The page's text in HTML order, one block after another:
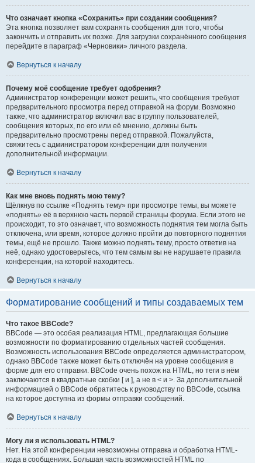
Что означает кнопка «Сохранить» при создании сообщения?
Эта кнопка позволяет вам сохранять сообщения для того, чтобы
закончить и отправить их позже. Для загрузки сохранённого сообщения
перейдите в параграф «Черновики» личного раздела.
Вернуться к началу
Почему моё сообщение требует одобрения?
Администратор конференции может решить, что сообщения требуют
предварительного просмотра перед отправкой на форум. Возможно
также, что администратор включил вас в группу пользователей,
сообщения которых, по его или её мнению, должны быть
предварительно просмотрены перед отправкой. Пожалуйста,
свяжитесь с администратором конференции для получения
дополнительной информации.
Вернуться к началу
Как мне вновь поднять мою тему?
Щёлкнув по ссылке «Поднять тему» при просмотре темы, вы можете
«поднять» её в верхнюю часть первой страницы форума. Если этого не
происходит, то это означает, что возможность поднятия тем могла быть
отключена, или время, которое должно пройти до повторного поднятия
темы, ещё не прошло. Также можно поднять тему, просто ответив на
неё, однако удостоверьтесь, что тем самым вы не нарушаете правила
конференции, на которой находитесь.
Вернуться к началу
Форматирование сообщений и типы создаваемых тем
Что такое BBCode?
BBCode — это особая реализация HTML, предлагающая большие
возможности по форматированию отдельных частей сообщения.
Возможность использования BBCode определяется администратором,
однако BBCode также может быть отключён на уровне сообщения в
форме для его отправки. BBCode очень похож на HTML, но теги в нём
заключаются в квадратные скобки [ и ], а не в < и >. За дополнительной
информацией о BBCode обратитесь к руководству по BBCode, ссылка
на которое доступна из формы отправки сообщений.
Вернуться к началу
Могу ли я использовать HTML?
Нет. На этой конференции невозможны отправка и обработка HTML-
кода в сообщениях. Большая часть возможностей HTML по